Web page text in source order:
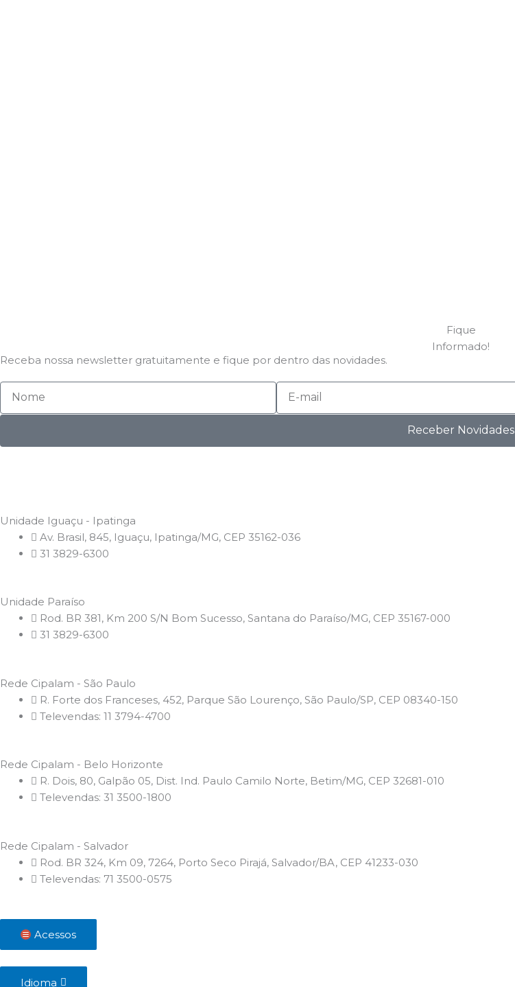
Fique
Informado!
Receba nossa newsletter gratuitamente e fique por dentro das novidades.
Nome
E-
mail
Receber Novidades
Unidade Iguaçu - Ipatinga
Av. Brasil, 845, Iguaçu, Ipatinga/MG, CEP 35162-036
31 3829-6300
Unidade Paraíso
Rod. BR 381, Km 200 S/N Bom Sucesso, Santana do Paraíso/MG, CEP 35167-000
31 3829-6300
Rede Cipalam - São Paulo
R. Forte dos Franceses, 452, Parque São Lourenço, São Paulo/SP, CEP 08340-150
Televendas: 11 3794-4700
Rede Cipalam - Belo Horizonte
R. Dois, 80, Galpão 05, Dist. Ind. Paulo Camilo Norte, Betim/MG, CEP 32681-010
Televendas: 31 3500-1800
Rede Cipalam - Salvador
Rod. BR 324, Km 09, 7264, Porto Seco Pirajá, Salvador/BA, CEP 41233-030
Televendas: 71 3500-0575
Acessos
Idioma